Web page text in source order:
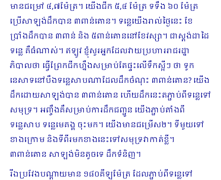
មានជម្រៅ ៤,៧ម៉ែត្រ។ យើងជីក ៥,៤ ម៉ែត្រ ទទឹង ៦០ ម៉ែត្រ
ប្រើសាឡង់ដឹកបាន ៣ពាន់តោន។ ទន្លេយើងរាល់ថ្ងៃនេះ ខែ
ប្រាំងដឹកបាន ៣ពាន់ និង ៥ពាន់តោននៅខែវស្សា។ ជាស្តង់ដាដៃ
ទន្លេ គឺធំណាស់។ ឥឡូវ ខ្ញុំសួរអ្នកដែលវាយប្រហាររាជរដ្ឋា​
ភិបាលថា ធ្វើព្រែកជីកហ្នឹងសម្រាប់តែផ្ទះលើទឹកស្អីៗ ថា ទូក
នេសាទនៅបឹងទន្លេសាបណាដែលដឹកចំណុះ ៣ពាន់តោន? យើង
ដឹកដោយសាឡង់បាន ៣ពាន់តោន ហើយដឹកនេះតភ្ជាប់ពីទន្លេទៅ
សមុទ្រ។ អញ្ចឹងគឺសម្រាប់ការដឹកជញ្ជូន យើងភ្ជាប់តាំងពី
ទន្លេសាប ទន្លេមេគង្គ ចុះមក។ យើងមានជម្រើស២។ ទីមួយទៅ
ខាងក្រោម និងទីពីរមកខាងនេះទៅសមុទ្រវាកាត់ខ្លី។
៣ពាន់តោន សាឡង់មិនតូចទេ ដឹកទំនិញ។
រីឯប្រវែងបណ្តាយមាន ១៨០គីឡូម៉ែត្រ ដែលភ្ជាប់ពីទន្លេទៅ